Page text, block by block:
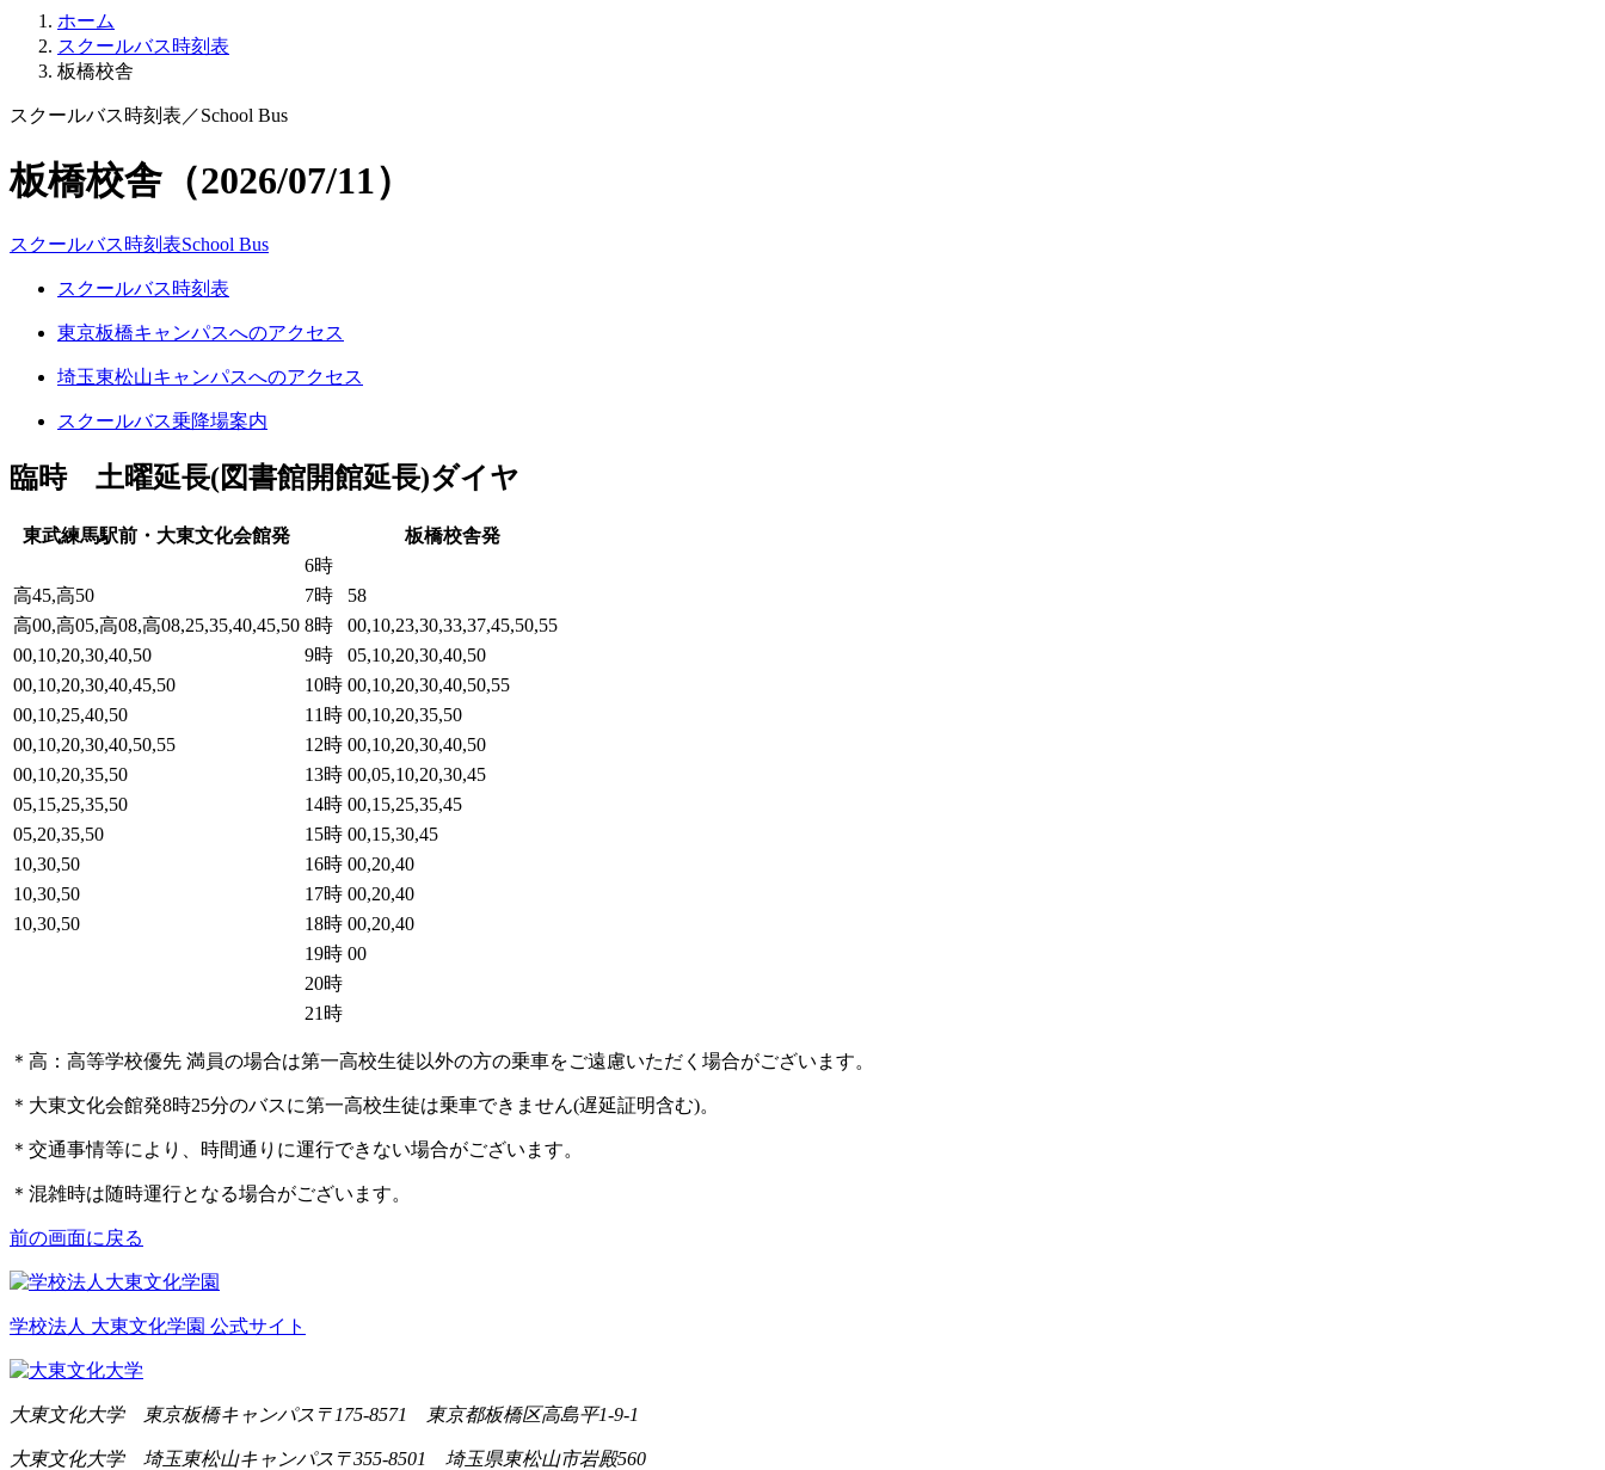
ホーム
スクールバス時刻表
板橋校舎
スクールバス時刻表 ／School Bus
板橋校舎（2026/07/11）
スクールバス時刻表School Bus
スクールバス時刻表
東京板橋キャンパスへのアクセス
埼玉東松山キャンパスへのアクセス
スクールバス乗降場案内
臨時 土曜延長(図書館開館延長)ダイヤ
東武練馬駅前・大東文化会館発
板橋校舎発
6時
高45,高50
7時
58
高00,高05,高08,高08,25,35,40,45,50 8時
00,10,23,30,33,37,45,50,55
00,10,20,30,40,50
9時
05,10,20,30,40,50
00,10,20,30,40,45,50
10時 00,10,20,30,40,50,55
00,10,25,40,50
11時 00,10,20,35,50
00,10,20,30,40,50,55
12時 00,10,20,30,40,50
00,10,20,35,50
13時 00,05,10,20,30,45
05,15,25,35,50
14時 00,15,25,35,45
05,20,35,50
15時 00,15,30,45
10,30,50
16時 00,20,40
10,30,50
17時 00,20,40
10,30,50
18時 00,20,40
19時 00
20時
21時
＊高：高等学校優先 満員の場合は第一高校生徒以外の方の乗車をご遠慮いただく場合がございます。
＊大東文化会館発8時25分のバスに第一高校生徒は乗車できません(遅延証明含む)。
＊交通事情等により、時間通りに運行できない場合がございます。
＊混雑時は随時運行となる場合がございます。
前の画面に戻る
学校法人 大東文化学園 公式サイト
大東文化大学 東京板橋キャンパス 〒175-8571 東京都板橋区高島平1-9-1
大東文化大学 埼玉東松山キャンパス 〒355-8501 埼玉県東松山市岩殿560